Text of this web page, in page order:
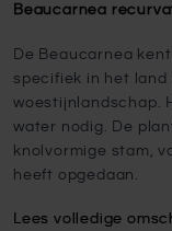
Beaucarnea
De Beaucarnea
specifiek in het land
woestijnlandschap.
water nodig. De
knolvormige stam,
heeft opgedaan.
Lees volledige